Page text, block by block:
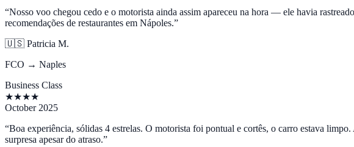
“Nosso voo chegou cedo e o motorista ainda assim apareceu na hora — ele havia
recomendações de restaurantes em Nápoles.”
🇺🇸 Patricia M.
FCO → Naples
Business Class
★★★★
October 2025
“Boa experiência, sólidas 4 estrelas. O motorista foi pontual e cortês, o carro estava
surpresa apesar do atraso.”